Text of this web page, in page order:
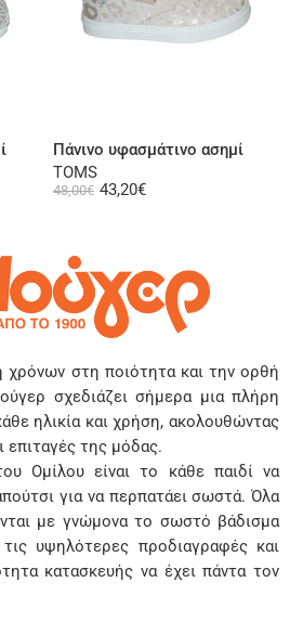
Πάνινο υφασμάτινο ασημί
TOMS
48,00€ 43,20€
στη ποιότητα και την ορθή
σχεδιάζει σήμερα μια πλήρη
ηλικία και χρήση, ακολουθώντας
επιταγές της μόδας.
Ομίλου είναι το κάθε παιδί να
για να περπατάει σωστά. Όλα
με γνώμονα το σωστό βάδισμα
υψηλότερες προδιαγραφές και
κατασκευής να έχει πάντα τον